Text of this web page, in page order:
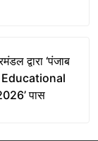
द्वारा ‘पंजाब
पास